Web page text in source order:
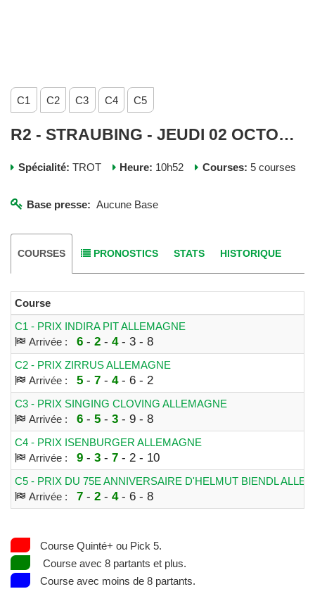
C1 C2 C3 C4 C5
R2 - STRAUBING - JEUDI 02 OCTOBRE 2025
Spécialité: TROT Heure: 10h52 Courses: 5 courses
Base presse: Aucune Base
COURSES PRONOSTICS STATS HISTORIQUE
Course
C1 - PRIX INDIRA PIT ALLEMAGNE
Arrivée :
6- 2- 4- 3 - 8
C2 - PRIX ZIRRUS ALLEMAGNE
Arrivée :
5- 7- 4- 6 - 2
C3 - PRIX SINGING CLOVING ALLEMAGNE
Arrivée :
6- 5- 3- 9 - 8
C4 - PRIX ISENBURGER ALLEMAGNE
Arrivée :
9- 3- 7- 2 - 10
C5 - PRIX DU 75E ANNIVERSAIRE D'HELMUT BIENDL
Arrivée :
7- 2- 4- 6 - 8
Course Quinté+ ou Pick 5.
Course avec 8 partants et plus.
Course avec moins de 8 partants.